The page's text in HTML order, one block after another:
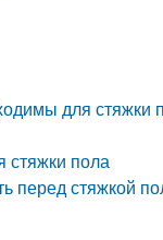
для стяжки
стяжки пола
перед стяжкой